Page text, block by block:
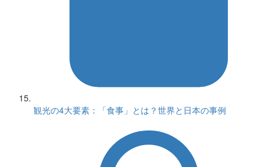
観光の4大要素：「食事」とは？世界と日本の事例